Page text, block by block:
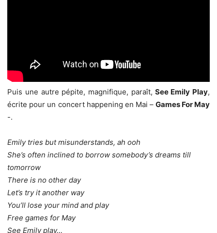
Puis une autre pépite, magnifique, paraît, See Emily Play,
écrite pour un concert happening en Mai – Games For May
-.
Emily tries but misunderstands, ah ooh
She’s often inclined to borrow somebody’s dreams till
tomorrow
There is no other day
Let’s try it another way
You’ll lose your mind and play
Free games for May
See Emily play…